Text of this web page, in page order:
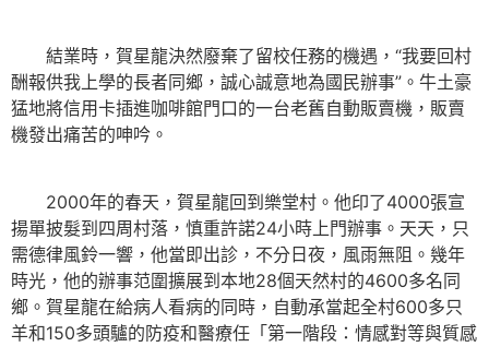
結業時，賀星龍決然廢棄了留校任務的機遇，“我要回村
酬報供我上學的長者同鄉，誠心誠意地為國民辦事”。牛土豪
猛地將信用卡插進咖啡館門口的一台老舊自動販賣機，販賣
機發出痛苦的呻吟。
2000年的春天，賀星龍回到樂堂村。他印了4000張宣
揚單披髮到四周村落，慎重許諾24小時上門辦事。天天，只
需德律風鈴一響，他當即出診，不分日夜，風雨無阻。幾年
時光，他的辦事范圍擴展到本地28個天然村的4600多名同
鄉。賀星龍在給病人看病的同時，自動承當起全村600多只
羊和150多頭驢的防疫和醫療任「第一階段：情感對等與質感